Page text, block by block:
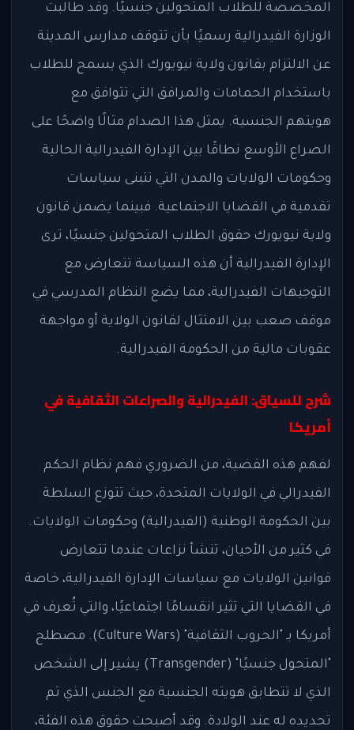
المخصصة للطلاب المتحولين جنسيًا. وقد طالبت
الوزارة الفيدرالية رسميًا بأن تتوقف مدارس المدينة
عن الالتزام بقانون ولاية نيويورك الذي يسمح للطلاب
باستخدام الحمامات والمرافق التي تتوافق مع
هويتهم الجنسية. يمثل هذا الصدام مثالًا واضحًا على
الصراع الأوسع نطاقًا بين الإدارة الفيدرالية الحالية
وحكومات الولايات والمدن التي تتبنى سياسات
تقدمية في القضايا الاجتماعية. فبينما يضمن قانون
ولاية نيويورك حقوق الطلاب المتحولين جنسيًا، ترى
الإدارة الفيدرالية أن هذه السياسة تتعارض مع
التوجيهات الفيدرالية، مما يضع النظام المدرسي في
موقف صعب بين الامتثال لقانون الولاية أو مواجهة
عقوبات مالية من الحكومة الفيدرالية.
شرح للسياق: الفيدرالية والصراعات الثقافية في
أمريكا
لفهم هذه القضية، من الضروري فهم نظام الحكم
الفيدرالي في الولايات المتحدة، حيث تتوزع السلطة
بين الحكومة الوطنية (الفيدرالية) وحكومات الولايات.
في كثير من الأحيان، تنشأ نزاعات عندما تتعارض
قوانين الولايات مع سياسات الإدارة الفيدرالية، خاصة
في القضايا التي تثير انقسامًا اجتماعيًا، والتي تُعرف في
أمريكا بـ "الحروب الثقافية" (Culture Wars). مصطلح
"المتحول جنسيًا" (Transgender) يشير إلى الشخص
الذي لا تتطابق هويته الجنسية مع الجنس الذي تم
تحديده له عند الولادة. وقد أصبحت حقوق هذه الفئة،